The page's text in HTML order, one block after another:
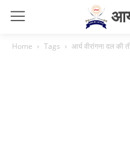
Home Tags आर्य वीरांगना दल की